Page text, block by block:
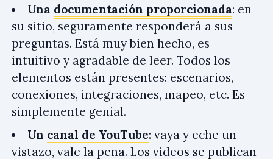
Una documentación proporcionada: en
su sitio, seguramente responderá a sus
preguntas. Está muy bien hecho, es
intuitivo y agradable de leer. Todos los
elementos están presentes: escenarios,
conexiones, integraciones, mapeo, etc. Es
simplemente genial.
Un canal de YouTube: vaya y eche un
vistazo, vale la pena. Los vídeos se publican